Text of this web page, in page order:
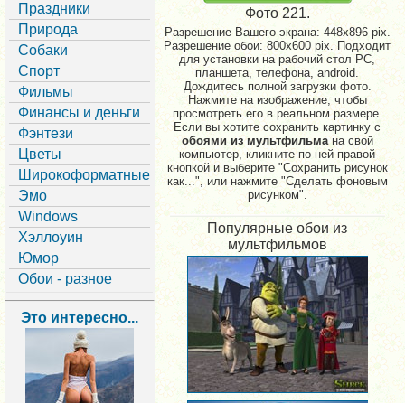
Праздники
Природа
Собаки
Спорт
Фильмы
Финансы и деньги
Фэнтези
Цветы
Широкоформатные
Эмо
Windows
Хэллоуин
Юмор
Обои - разное
Это интересно...
Фото 221.
Разрешение Вашего экрана: 448x896 pix.
Разрешение обои: 800x600 pix. Подходит
для установки на рабочий стол PC,
планшета, телефона, android.
Дождитесь полной загрузки фото.
Нажмите на изображение, чтобы
просмотреть его в реальном размере.
Если вы хотите сохранить картинку с
обоями из мультфильмана свой
компьютер, кликните по ней правой
кнопкой и выберите "Сохранить рисунок
как...", или нажмите "Сделать фоновым
рисунком".
Популярные обои из
мультфильмов